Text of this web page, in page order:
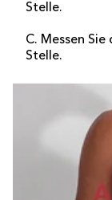
Stelle.
C. Messen
Stelle.